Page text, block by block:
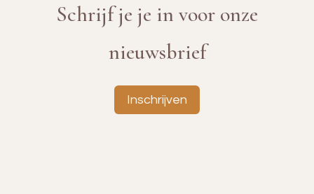
Schrijf je je in voor onze
nieuwsbrief
Inschrijven